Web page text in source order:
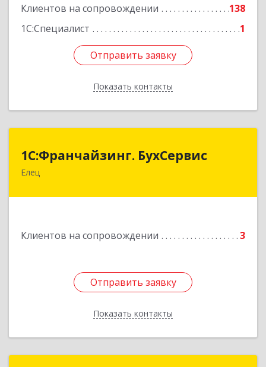
Клиентов на сопровождении
138
1С:Специалист
1
Отправить заявку
Показать контакты
Отправить заявку
Назад
1С:Франчайзинг. БухСервис
Елец
Клиентов на сопровождении 3
Отправить заявку
Показать контакты
1С:Франчайзинг. БухСервис
Отправить заявку
Назад